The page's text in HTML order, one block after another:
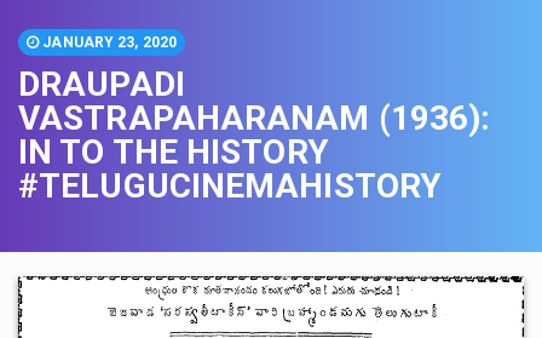
JANUARY 23, 2020
DRAUPADI
VASTRAPAHARANAM (1936):
IN TO THE HISTORY
#TELUGUCINEMAHISTORY